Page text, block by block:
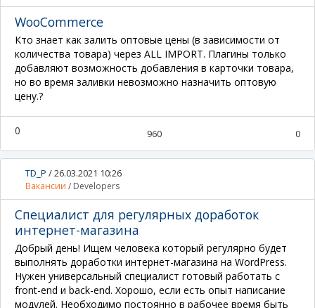
WooCommerce
Кто знает как залить оптовые цены (в зависимости от
количества товара) через ALL IMPORT. Плагины только
добавляют возможность добавления в карточки товара,
но во время заливки невозможно назначить оптовую
цену.?
0 960 0
TD_P /26.03.2021 10:26
Вакансии / Developers
Специалист для регулярных доработок
интернет-магазина
Добрый день! Ищем человека который регулярно будет
выполнять доработки интернет-магазина на WordPress.
Нужен универсальный специалист готовый работать с
front-end и back-end. Хорошо, если есть опыт написание
модулей. Необходимо постоянно в рабочее время быть